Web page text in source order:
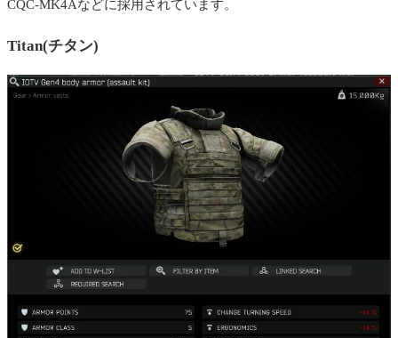
CQC-MK4Aなどに採用されています。
Titan(チタン)